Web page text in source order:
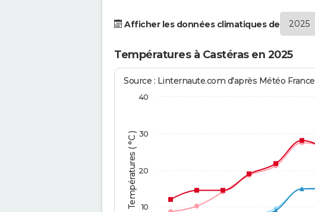
Afficher les données climatiques de
Températures à Castéras en 2025
Températures ( °C )
Source : Linternaute.com d'après Météo France
10
20
30
40